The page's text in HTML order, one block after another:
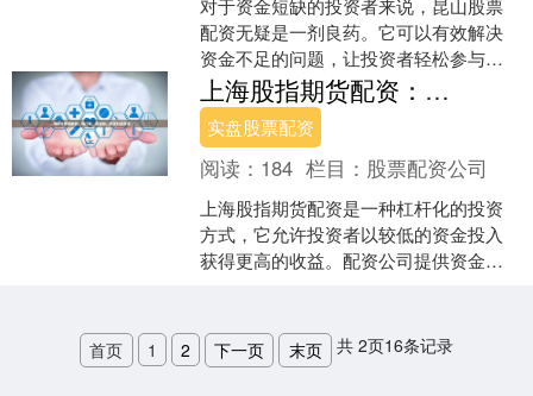
对于资金短缺的投资者来说，昆山股票
配资无疑是一剂良药。它可以有效解决
资金不足的问题，让投资者轻松参与股
票投资，实现财富增值。 昆山股票配资
是一种杠杆交易方式，投....
上海股指期货配资：低门槛，高收益，助您财富增值
实盘股票配资
阅读： 184 栏目： 股票配资公司
上海股指期货配资是一种杠杆化的投资
方式，它允许投资者以较低的资金投入
获得更高的收益。配资公司提供资金杠
首页 1 2 下一页 末页 共 2页16条记录